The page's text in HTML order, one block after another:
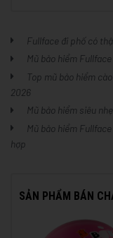
Fullface đi phố có
Mũ bảo hiểm
Top mũ bảo hiểm
2026
Mũ bảo hiểm siêu
Mũ bảo hiểm
hợp
SẢN PHẨM BÁN